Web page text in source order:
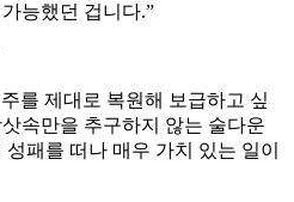
능했던 겁니다.”
를 제대로 복원해 보급하고 싶
속만을 추구하지 않는 술다운
패를 떠나 매우 가치 있는 일이